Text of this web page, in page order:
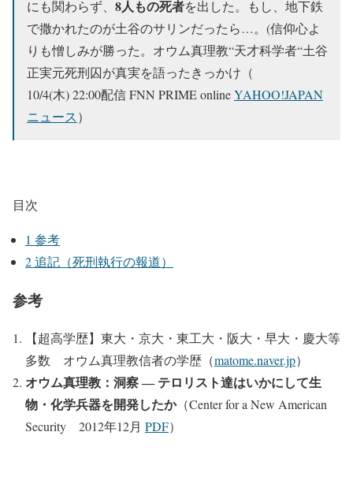
にも関わらず、 8人もの死者を出した。もし、地下鉄
で撒かれたのが土谷のサリンだったら…。(信仰心よ
りも憎しみが勝った。オウム真理教“天才科学者“土谷
正実元死刑囚が真実を語ったきっかけ（
10/4(木) 22:00配信 FNN PRIME onlineYAHOO!JAPAN
ニュース）
目次
1 参考
2追記（死刑執行の報道）
参考
【超高学歴】東大・京大・東工大・阪大・早大・慶大等
多数 オウム真理教信者の学歴（matome.naver.jp）
オウム真理教：洞察 ― テロリスト達はいかにして生
物・化学兵器を開発したか（Center for a New American
Security 2012年12月 PDF）